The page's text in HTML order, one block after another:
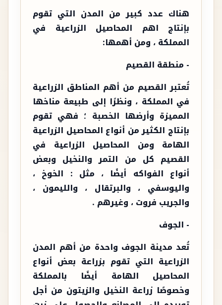
هناك عدد كبير من المدن التي تقوم
بإنتاج اهم المحاصيل الزراعية في
المملكة ، ومن أهمها:
- منطقة القصيم
تُعتبر القصيم من أهم المناطق الزراعية
في المملكة ، ونظرًا إلى طبيعة مناخها
المميزة وأرضها الخصبة ؛ فهي تقوم
بإنتاج الكثير من أنواع المحاصيل الزراعية
الهامة ومن المحاصيل الزراعية في
القصيم كل من التمر والنخيل وبعض
أنواع الفواكه أيضًا ، مثل : الخوخ ،
واليوسفي ، والبرتقال ، والليمون ،
والجريب فروت ، وغيرهم .
- الجوف
تُعد مدينة الجوف واحدة من أهم المدن
الزراعية التي تقوم بزراعة بعض أنواع
المحاصيل الهامة أيضًا بالمملكة
وخصوصًا زراعة النخيل والزيتون من أجل